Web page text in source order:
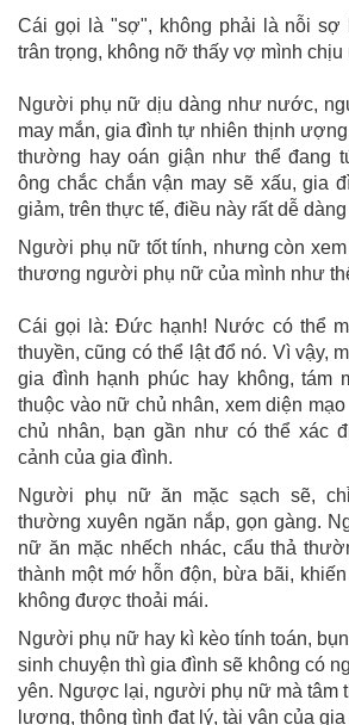
Cái gọi là "sợ", không phải là nỗi sợ
trân trọng, không nỡ thấy vợ mình chịu
Người phụ nữ dịu dàng như nước,
may mắn, gia đình tự nhiên thịnh
thường hay oán giận như thể đang
ông chắc chắn vận may sẽ xấu, gia
giảm, trên thực tế, điều này rất dễ
Người phụ nữ tốt tính, nhưng còn
thương người phụ nữ của mình như
Cái gọi là: Đức hạnh! Nước có thể
thuyền, cũng có thể lật đổ nó. Vì vậy,
gia đình hạnh phúc hay không, tám
thuộc vào nữ chủ nhân, xem diện
chủ nhân, bạn gần như có thể xác
cảnh của gia đình.
Người phụ nữ ăn mặc sạch sẽ,
thường xuyên ngăn nắp, gọn gàng.
nữ ăn mặc nhếch nhác, cẩu thả
thành một mớ hỗn độn, bừa bãi,
không được thoải mái.
Người phụ nữ hay kì kèo tính toán,
sinh chuyện thì gia đình sẽ không có
yên. Ngược lại, người phụ nữ mà tâm
lượng, thông tình đạt lý, tài vận của